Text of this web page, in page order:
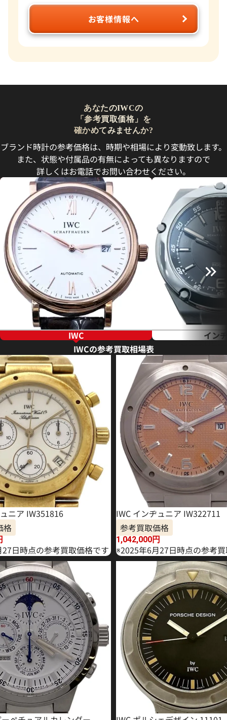
お客様情報へ
あなたのIWCの
「参考買取価格」を
確かめてみませんか?
ブランド時計の参考価格は、時期や相場により変動致します。
また、状態や付属品の有無によっても異なりますので
詳しくはお電話でお問い合わせください。
IWC
イン
IWCの参考買取相場表
ニア IW351816
格
日時点の参考買取価格です
IWC インヂュニア IW322711
参考買取価格
1,042,000円
※2025年6月27日時点の参考